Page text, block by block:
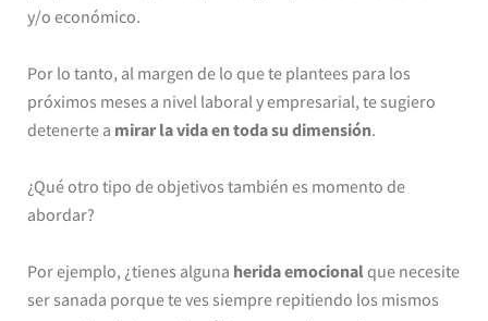
y/o económico.
Por lo tanto, al margen de lo que te plantees para los
próximos meses a nivel laboral y empresarial, te sugiero
detenerte a mirar la vida en toda su dimensión.
¿Qué otro tipo de objetivos también es momento de
abordar?
Por ejemplo, ¿tienes alguna herida emocional que necesite
ser sanada porque te ves siempre repitiendo los mismos